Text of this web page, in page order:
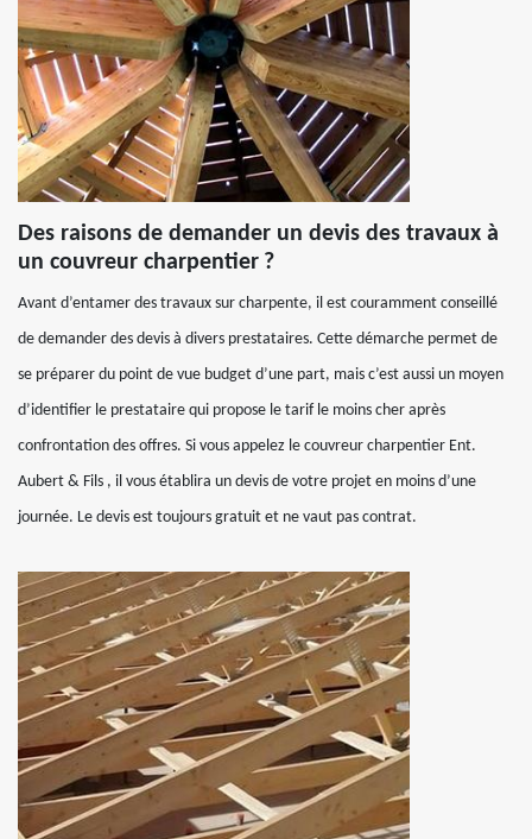
Des raisons de demander un devis des travaux à
un couvreur charpentier ?
Avant d’entamer des travaux sur charpente, il est couramment conseillé
de demander des devis à divers prestataires. Cette démarche permet de
se préparer du point de vue budget d’une part, mais c’est aussi un moyen
d’identifier le prestataire qui propose le tarif le moins cher après
confrontation des offres. Si vous appelez le couvreur charpentier Ent.
Aubert & Fils , il vous établira un devis de votre projet en moins d’une
journée. Le devis est toujours gratuit et ne vaut pas contrat.